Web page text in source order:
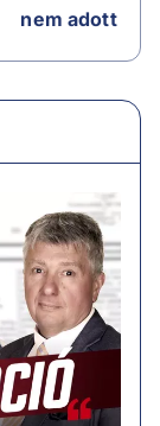
nem adott